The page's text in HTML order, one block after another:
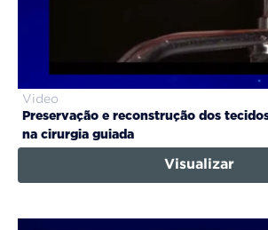
Video
Preservação e reconstrução dos
na cirurgia guiada
Visualizar